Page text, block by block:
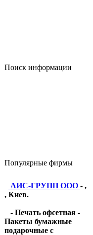
Поиск информации
Популярные фирмы
АИС-ГРУПП ООО - ,
, Киев.
- Печать офсетная -
Пакеты бумажные
подарочные с